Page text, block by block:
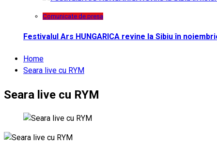
Comunicate de presa
Festivalul Ars HUNGARICA revine la Sibiu în
Home
Seara live cu RYM
Seara live cu RYM